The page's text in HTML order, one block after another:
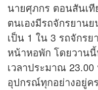
นายศุภกร ตอนสันเที
ตนเองมีรถจักรยาน
เป็น 1 ใน 3 รถจักร
หน้าหอพัก โดยวาน
เวลาประมาณ
อุปกรณ์ทุกอย่างอยู่ค